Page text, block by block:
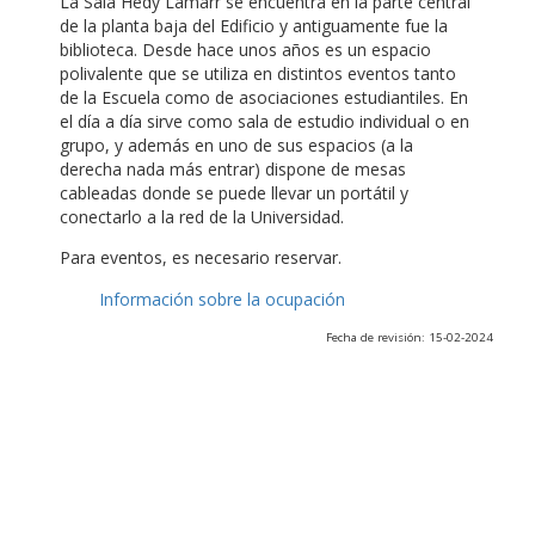
de la planta baja del Edificio y antiguamente fue la
biblioteca. Desde hace unos años es un espacio
polivalente que se utiliza en distintos eventos tanto
de la Escuela como de asociaciones estudiantiles. En
el día a día sirve como sala de estudio individual o en
grupo, y además en uno de sus espacios (a la
derecha nada más entrar) dispone de mesas
cableadas donde se puede llevar un portátil y
conectarlo a la red de la Universidad.
Para eventos, es necesario reservar.
Información sobre la ocupación
Fecha de revisión: 15-02-2024